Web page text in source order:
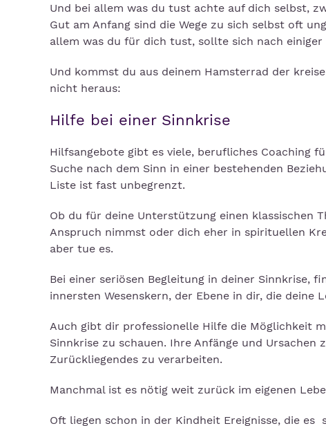
Und bei allem was du tust achte auf dich selbst,
Gut am Anfang sind die Wege zu sich selbst oft
allem was du für dich tust, sollte sich nach
Und kommst du aus deinem Hamsterrad der
nicht heraus:
Hilfe bei einer Sinnkrise
Hilfsangebote gibt es viele, berufliches Coaching
Suche nach dem Sinn in einer bestehenden
Liste ist fast unbegrenzt.
Ob du für deine Unterstützung einen klassischen
Anspruch nimmst oder dich eher in spirituellen
aber tue es.
Bei einer seriösen Begleitung in deiner Sinnkrise,
innersten Wesenskern, der Ebene in dir, die
Auch gibt dir professionelle Hilfe die Möglichkeit
Sinnkrise zu schauen. Ihre Anfänge und Ursachen
Zurückliegendes zu verarbeiten.
Manchmal ist es nötig weit zurück im eigenen
Oft liegen schon in der Kindheit Ereignisse, die